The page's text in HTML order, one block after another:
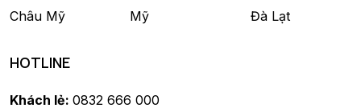
Châu Mỹ
Mỹ
Đà Lạt
HOTLINE
Khách lẻ: 0832 666 000